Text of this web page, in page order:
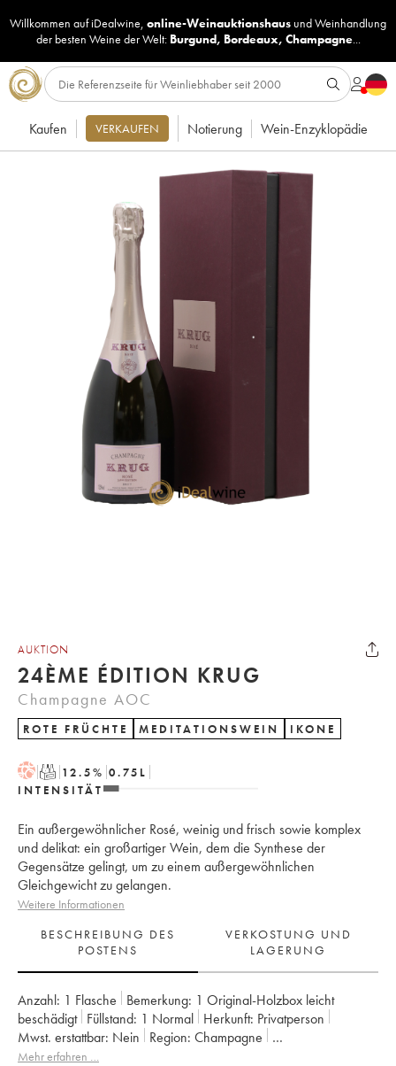
Willkommen auf iDealwine, online-Weinauktionshaus undWeinhandlung
der besten Weine der Welt: Burgund, Bordeaux, Champagne...
Kaufen VERKAUFEN Notierung Wein-Enzyklopädie
AUKTION
24ÈME ÉDITION KRUG
Champagne AOC
ROTE FRÜCHTE MEDITATIONSWEIN IKONE
HT 12.5% 0.75 L
INTENSITÄT
Ein außergewöhnlicher Rosé, weinig und frisch sowie komplex
und delikat: ein großartiger Wein, dem die Synthese der
Gegensätze gelingt, um zu einem außergewöhnlichen
Gleichgewicht zu gelangen.
Weitere Informationen
BESCHREIBUNG DES
POSTENS
VERKOSTUNG UND
LAGERUNG
Anzahl: 1 Flasche Bemerkung: 1 Original-Holzbox leicht
beschädigt Füllstand: 1 Normal Herkunft:
privatperson
Mwst. erstattbar:
nein Region:
Champagne
Appellation:
Champagne
Mehr erfahren …